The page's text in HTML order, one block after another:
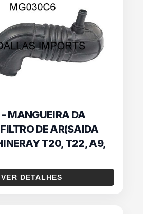
MANGUEIRA DA
DE AR(SAIDA
T20, T22, A9,
VER DETALHES